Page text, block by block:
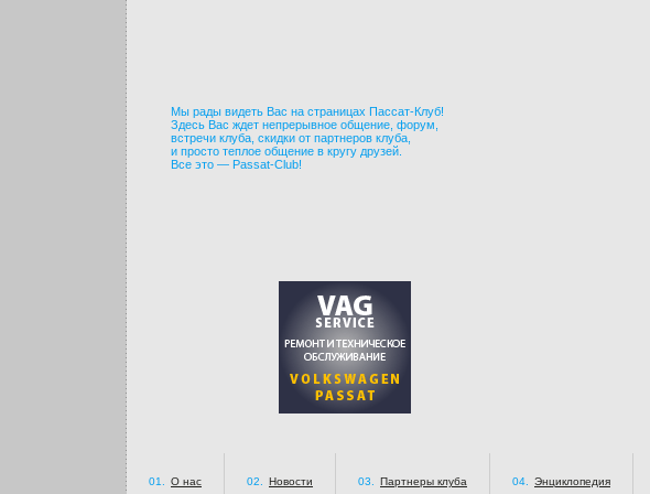
Мы рады видеть Вас на страницах Пассат-Клуб!
Здесь Вас ждет непрерывное общение, форум,
встречи клуба, скидки от партнеров клуба,
и просто теплое общение в кругу друзей.
Все это — Passat-Club!
01. О нас 02. Новости 03. Партнеры клуба 04. Энциклопедия